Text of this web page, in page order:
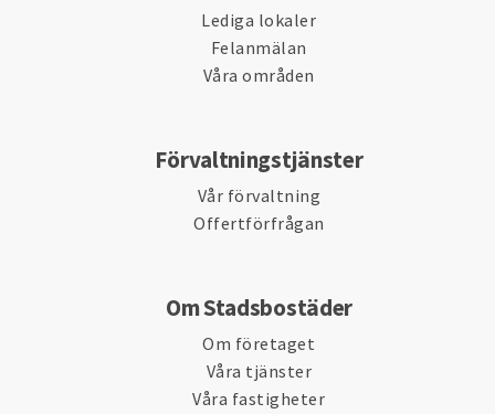
Lediga lokaler
Felanmälan
Våra områden
Förvaltningstjänster
Vår förvaltning
Offertförfrågan
Om Stadsbostäder
Om företaget
Våra tjänster
Våra fastigheter